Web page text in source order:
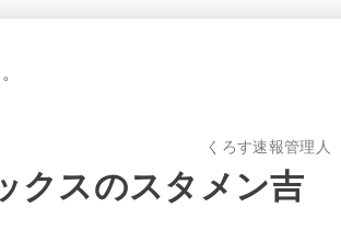
くろす速報管理人
クスのスタメン吉